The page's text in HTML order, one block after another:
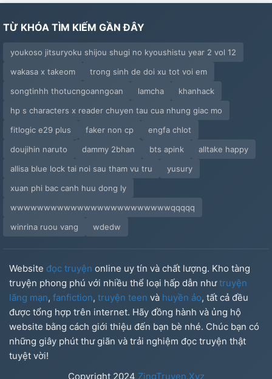
TỪ KHÓA TÌM KIẾM GẦN ĐÂY
youkoso jitsuryoku shijou shugi no kyoushistu year 2 vol 12
wakasa x takeom
trong sinh de doi xu tot voi em
songtinhh thotucngoanngoan
lamcha
khanhack
hp s characters x reader chuyen tau cua nhung giac mo
fitlogic e29 plus
faker non cp
engfa chlot
doujihin naruto
dammy 2bhan bts apink
alltake happy
allisa blue lock tai noi sau tham vu tru
yusury
xuan phi bac canh huu dong ly
wwwwwwwwwwwwwwwwwwwwwwwwqqqqq
winrina ruou vang
wdedw
Website đọc truyện online uy tín và chất lượng. Kho tàng
truyện phong phú với nhiều thể loại hấp dẫn nhưtruyện
lãng mạn, fanfiction, truyện teen và huyền ảo, tất cả đều
được tổng hợp trên internet. Hãy đồng hành và ủng hộ
website bằng cách giới thiệu đến bạn bè nhé. Chúc bạn có
những giây phút thư giãn và trải nghiệm đọc truyện thật
tuyệt vời!
Copyright 2024 ZingTruyen.Xyz